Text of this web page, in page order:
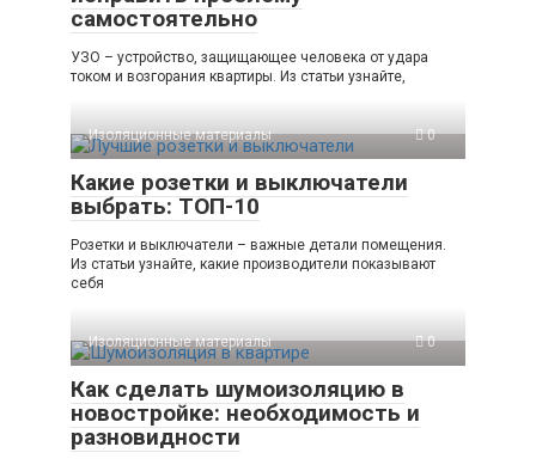
самостоятельно
УЗО – устройство, защищающее человека от удара
током и возгорания квартиры. Из статьи узнайте,
Изоляционные материалы 0
Какие розетки и выключатели
выбрать: ТОП-10
Розетки и выключатели – важные детали помещения.
Из статьи узнайте, какие производители показывают
себя
Изоляционные материалы 0
Как сделать шумоизоляцию в
новостройке: необходимость и
разновидности